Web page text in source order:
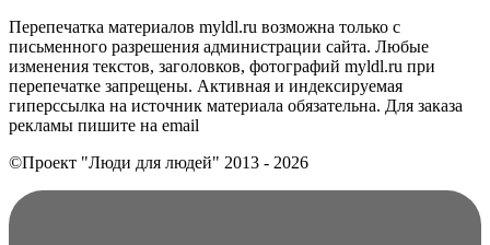
Перепечатка материалов myldl.ru возможна только с
письменного разрешения администрации сайта. Любые
изменения текстов, заголовков, фотографий myldl.ru при
перепечатке запрещены. Активная и индексируемая
гиперссылка на источник материала обязательна. Для заказа
рекламы пишите на еmail
©Проект "Люди для людей" 2013 - 2026